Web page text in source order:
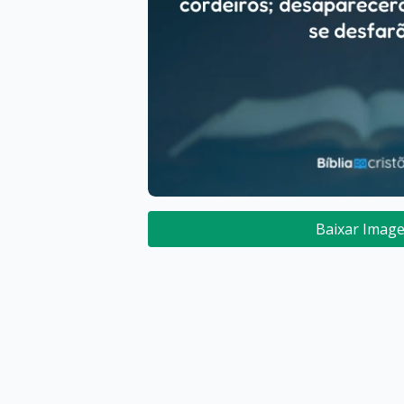
Baixar